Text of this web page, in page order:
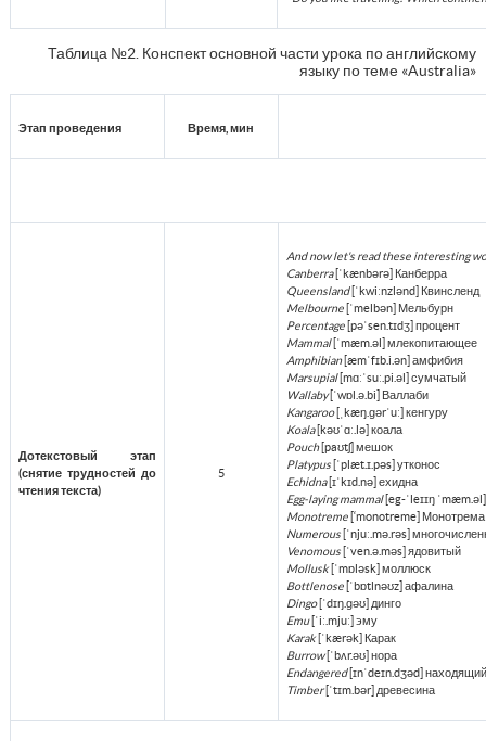
Таблица №2. Конспект основной части урока по английскому
языку по теме «Australia»
Этап проведения Время, мин
Дотекстовый этап
(снятие трудностей до
чтения текста)
5
And now let's read these interesting
Canberra[ˈkænbərə] Канберра
Queensland[ˈkwiːnzlənd] Квинсленд
Melbourne[ˈmelbən] Мельбурн
Percentage[pəˈsen.tɪdʒ] процент
Mammal[ˈmæm.əl] млекопитающее
Amphibian[æmˈfɪb.i.ən] амфибия
Marsupial[mɑːˈsuː.pi.əl] сумчатый
Wallaby[ˈwɒl.ə.bi] Валлаби
Kangaroo[ˌkæŋ.ɡərˈuː] кенгуру
Koala[kəʊˈɑː.lə] коала
Pouch[paʊtʃ] мешок
Platypus[ˈplæt.ɪ.pəs] утконос
Echidna[ɪˈkɪd.nə] ехидна
Egg-laying mammal[eg-ˈleɪɪŋ
Monotreme[‘monotreme] Монотрема
Numerous[ˈnjuː.mə.rəs]
Venomous[ˈven.ə.məs] ядовитый
Mollusk[ˈmɒləsk] моллюск
Bottlenose[ˈbɒtlnəʊz] афалина
Dingo[ˈdɪŋ.ɡəʊ] динго
Emu[ˈiː.mjuː] эму
Karak[ˈkærək] Карак
Burrow[ˈbʌr.əʊ] нора
Endangered[ɪnˈdeɪn.dʒəd]
Timber[ˈtɪm.bər] древесина